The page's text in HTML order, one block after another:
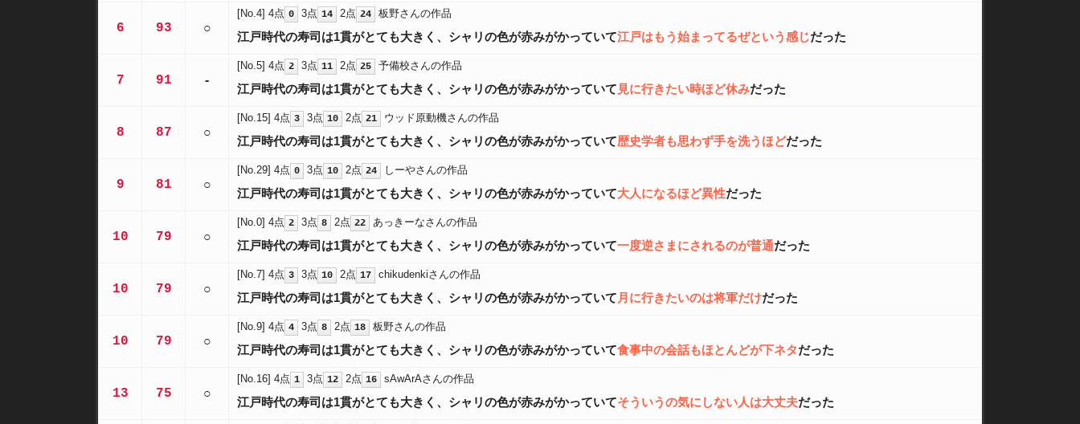
6 93 ○
[No.4] 4点 0 3点 14 2点 24 板野さんの作品
江戸時代の寿司は1貫がとても大きく、シャリの色が赤みがかっていて江戸はもう始まってるぜという感じだった
7 91 -
[No.5] 4点 2 3点 11 2点 25 予備校さんの作品
江戸時代の寿司は1貫がとても大きく、シャリの色が赤みがかっていて 見に行きたい時ほど休みだった
8 87 ○
[No.15] 4点 3 3点 10 2点 21 ウッド原動機さんの作品
江戸時代の寿司は1貫がとても大きく、シャリの色が赤みがかっていて歴史学者も思わず手を洗うほどだった
9 81 ○
[No.29] 4点 0 3点 10 2点 24 しーやさんの作品
江戸時代の寿司は1貫がとても大きく、シャリの色が赤みがかっていて大人になるほど異性だった
10 79 ○
[No.0] 4点 2 3点 8 2点 22 あっきーなさんの作品
江戸時代の寿司は1貫がとても大きく、シャリの色が赤みがかっていて一度逆さまにされるのが普通だった
10 79 ○
[No.7] 4点 3 3点 10 2点 17 chikudenkiさんの作品
江戸時代の寿司は1貫がとても大きく、シャリの色が赤みがかっていて 月に行きたいのは将軍だけだった
10 79 ○
[No.9] 4点 4 3点 8 2点 18 板野さんの作品
江戸時代の寿司は1貫がとても大きく、シャリの色が赤みがかっていて食事中の会話もほとんどが下ネタだった
13 75 ○
[No.16] 4点 1 3点 12 2点 16 sAwArAさんの作品
江戸時代の寿司は1貫がとても大きく、シャリの色が赤みがかっていてそういうの気にしない人は大丈夫だった